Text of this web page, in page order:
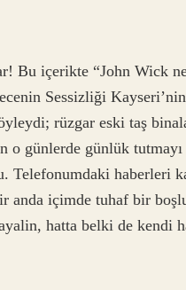
Bu içerikte “John Wick
Sessizliği
rüzgar eski taş
o günlerde günlük
Telefonumdaki haberleri
içimde tuhaf bir
hatta belki de kendi